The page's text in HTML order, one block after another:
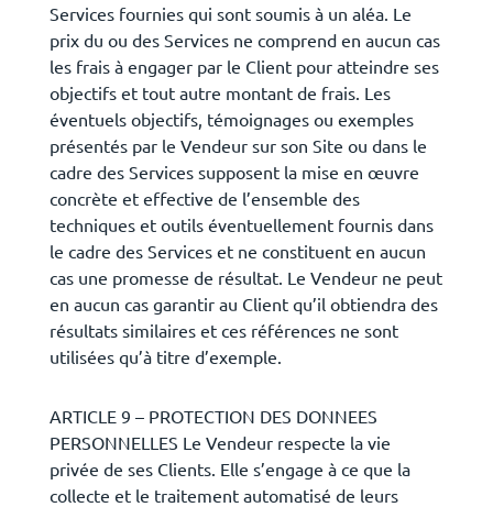
Services fournies qui sont soumis à un aléa. Le
prix du ou des Services ne comprend en aucun cas
les frais à engager par le Client pour atteindre ses
objectifs et tout autre montant de frais. Les
éventuels objectifs, témoignages ou exemples
présentés par le Vendeur sur son Site ou dans le
cadre des Services supposent la mise en œuvre
concrète et effective de l’ensemble des
techniques et outils éventuellement fournis dans
le cadre des Services et ne constituent en aucun
cas une promesse de résultat. Le Vendeur ne peut
en aucun cas garantir au Client qu’il obtiendra des
résultats similaires et ces références ne sont
utilisées qu’à titre d’exemple.
ARTICLE 9 – PROTECTION DES DONNEES
PERSONNELLES Le Vendeur respecte la vie
privée de ses Clients. Elle s’engage à ce que la
collecte et le traitement automatisé de leurs